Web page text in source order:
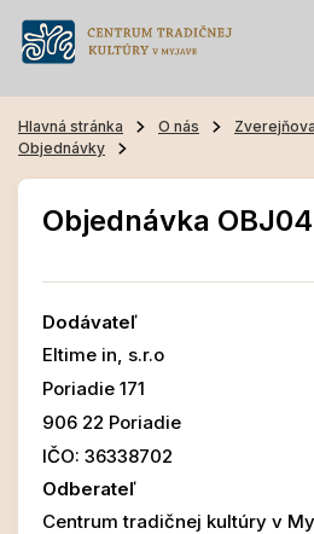
Hlavná stránka O nás
Objednávky
Objednávka
Dodávateľ
Eltime in, s.r.o
Poriadie 171
906 22 Poriadie
IČO: 36338702
Odberateľ
Centrum tradičnej kultúry v